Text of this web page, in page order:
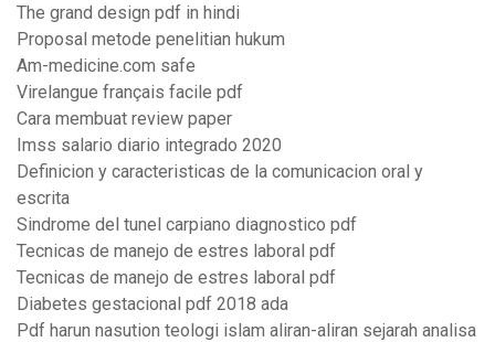
The grand design pdf in hindi
Proposal metode penelitian hukum
Am-medicine.com safe
Virelangue français facile pdf
Cara membuat review paper
Imss salario diario integrado 2020
Definicion y caracteristicas de la comunicacion oral y
escrita
Sindrome del tunel carpiano diagnostico pdf
Tecnicas de manejo de estres laboral pdf
Tecnicas de manejo de estres laboral pdf
Diabetes gestacional pdf 2018 ada
Pdf harun nasution teologi islam aliran-aliran sejarah analisa